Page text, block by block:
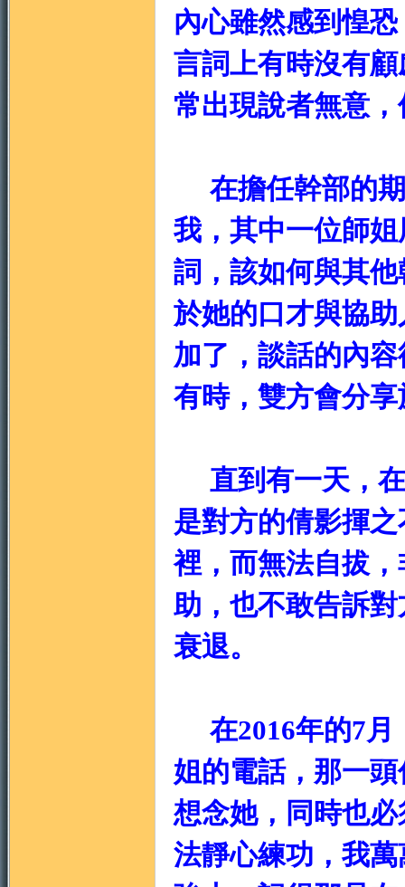
內心雖然感到惶
言詞上有時沒有
常出現說者無意
在擔任幹部的期
我，其中一位師
詞，該如何與其
於她的口才與協
加了，談話的內
有時，雙方會分
直到有一天，在
是對方的倩影揮
裡，而無法自拔
助，也不敢告訴
衰退。
在2016年的7月
姐的電話，那一
想念她，同時也
法靜心練功，我